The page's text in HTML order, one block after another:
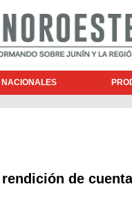
NACIONALES
de